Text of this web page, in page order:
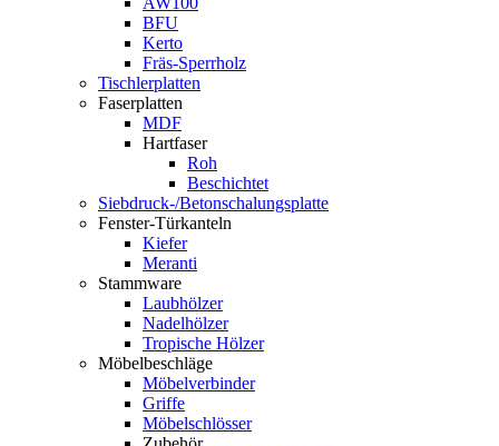
BFU
Kerto
Fräs-Sperrholz
Tischlerplatten
Faserplatten
MDF
Hartfaser
Roh
Beschichtet
Siebdruck-/Betonschalungsplatte
Fenster-Türkanteln
Kiefer
Meranti
Stammware
Laubhölzer
Nadelhölzer
Tropische Hölzer
Möbelbeschläge
Möbelverbinder
Griffe
Möbelschlösser